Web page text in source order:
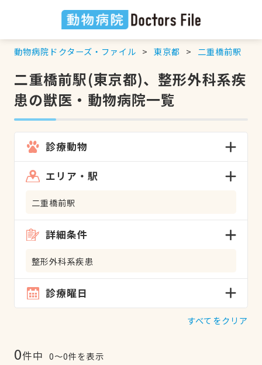
動物病院ドクターズ・ファイル 東京都 二重橋前駅
二重橋前駅(東京都)、整形外科系疾
患の獣医・動物病院一覧
診療動物
エリア・駅
二重橋前駅
詳細条件
整形外科系疾患
診療曜日
すべてをクリア
0件中 0〜0件を表示